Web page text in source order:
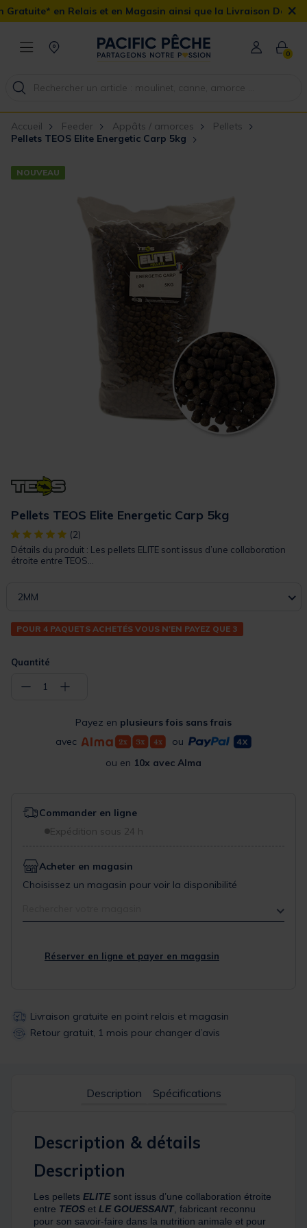
et en Magasin ainsi que la Livraison Domicile offerte dès×
0
Accueil Feeder Appâts / amorces
Pellets
Pellets TEOS Elite Energetic Carp 5kg
NOUVEAU
Pellets TEOS Elite Energetic Carp 5kg
[object Object] out of 5 Customer Rating
(2)
Détails du produit : Les pellets ELITE sont issus d’une collaboration
étroite entre TEOS...
2MM
POUR 4 PAQUETS ACHETÉS VOUS N'EN PAYEZ QUE 3
Quantité
− 1 +
Payez en plusieurs fois sans frais
avec
ou
ou en 10x avec Alma
Commander en ligne
Expédition sous 24 h
Acheter en magasin
Choisissez un magasin pour voir la disponibilité
Réserver en ligne et payer en magasin
Livraison gratuite en point relais et magasin
Retour gratuit, 1 mois pour changer d’avis
Description Spécifications
Description & détails
Description
Les pellets ELITEsont issus d’une collaboration étroite
entre TEOS et LE GOUESSANT, fabricant reconnu
pour son savoir-faire dans la nutrition animale et pour